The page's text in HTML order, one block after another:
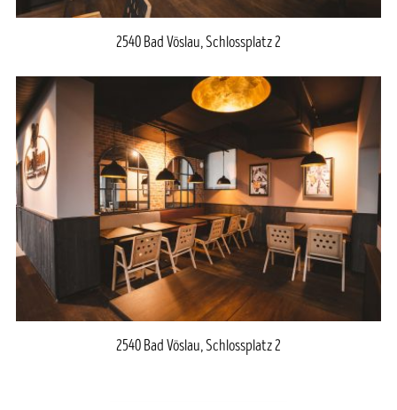
2540 Bad Vöslau, Schlossplatz 2
2540 Bad Vöslau, Schlossplatz 2